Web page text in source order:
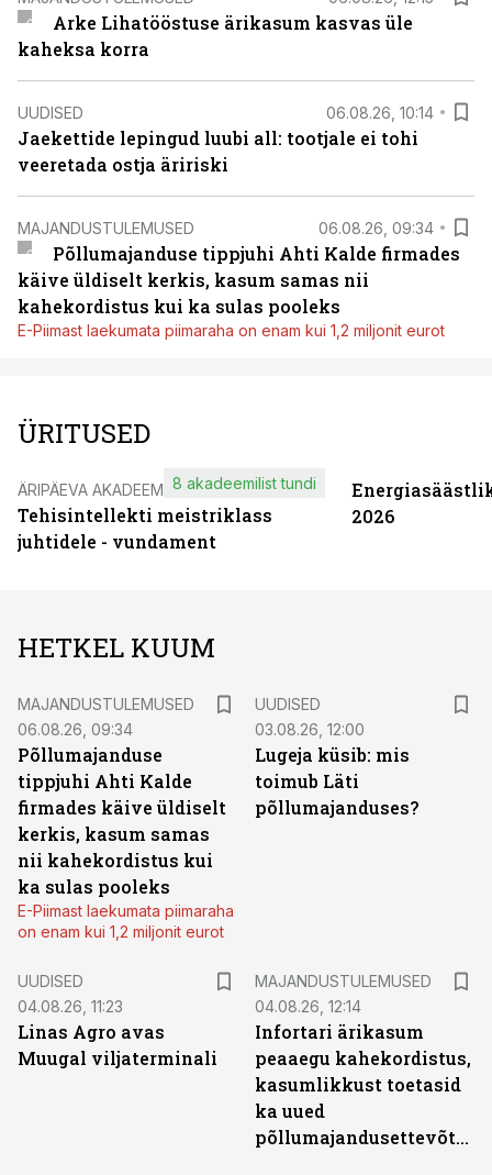
Arke Lihatööstuse ärikasum kasvas üle
kaheksa korra
UUDISED 06.08.26, 10:14
Jaekettide lepingud luubi all: tootjale ei tohi
veeretada ostja äririski
MAJANDUSTULEMUSED 06.08.26, 09:34
Põllumajanduse tippjuhi Ahti Kalde firmades
käive üldiselt kerkis, kasum samas nii
kahekordistus kui ka sulas pooleks
E-Piimast laekumata piimaraha on enam kui 1,2 miljonit eurot
ÜRITUSED
ÄRIPÄEVA AKADEEMIA
Tehisintellekti meistriklass
juhtidele - vundament
8 akadeemilist tundi
2026
HETKEL KUUM
MAJANDUSTULEMUSED
06.08.26, 09:34
Põllumajanduse
tippjuhi Ahti Kalde
firmades käive üldiselt
kerkis, kasum samas
nii kahekordistus kui
ka sulas pooleks
E-Piimast laekumata piimaraha
on enam kui 1,2 miljonit eurot
UUDISED
03.08.26, 12:00
Lugeja küsib: mis
toimub Läti
põllumajanduses?
UUDISED
04.08.26, 11:23
Linas Agro avas
Muugal viljaterminali
MAJANDUSTULEMUSED
04.08.26, 12:14
Infortari ärikasum
peaaegu kahekordistus,
kasumlikkust toetasid
ka uued
põllumajandusettevõtted